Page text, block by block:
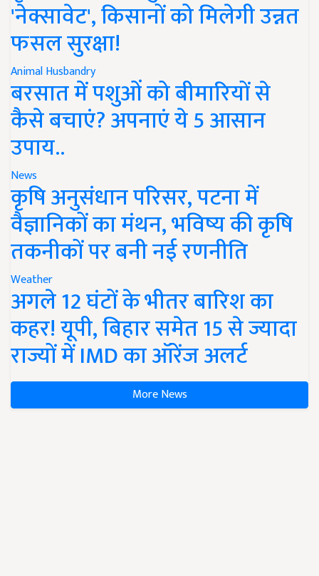
'नेक्सावेट', किसानों को मिलेगी उन्नत
फसल सुरक्षा!
Animal Husbandry
बरसात में पशुओं को बीमारियों से
कैसे बचाएं? अपनाएं ये 5 आसान
उपाय..
News
कृषि अनुसंधान परिसर, पटना में
वैज्ञानिकों का मंथन, भविष्य की कृषि
तकनीकों पर बनी नई रणनीति
Weather
अगले 12 घंटों के भीतर बारिश का
कहर! यूपी, बिहार समेत 15 से ज्यादा
राज्यों में IMD का ऑरेंज अलर्ट
More News